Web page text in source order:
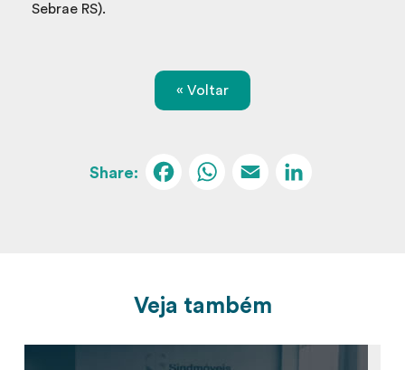
Sebrae RS).
« Voltar
Facebook
WhatsApp
Email
Veja também